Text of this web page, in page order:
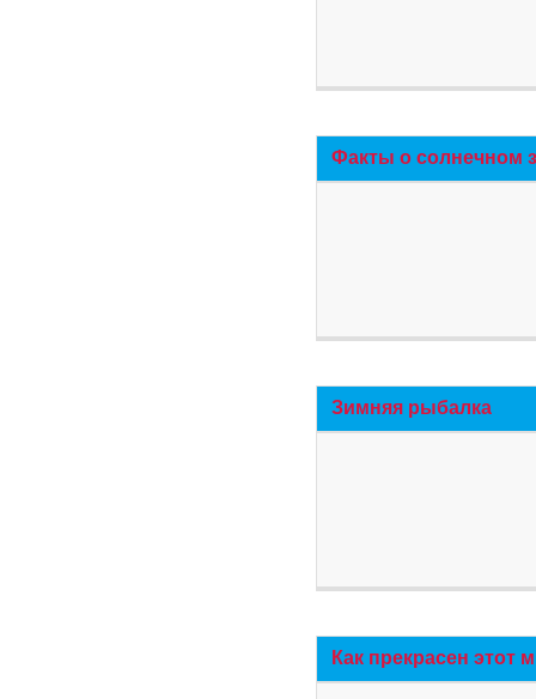
Факты о солнечном
Зимняя рыбалка
Как прекрасен этот